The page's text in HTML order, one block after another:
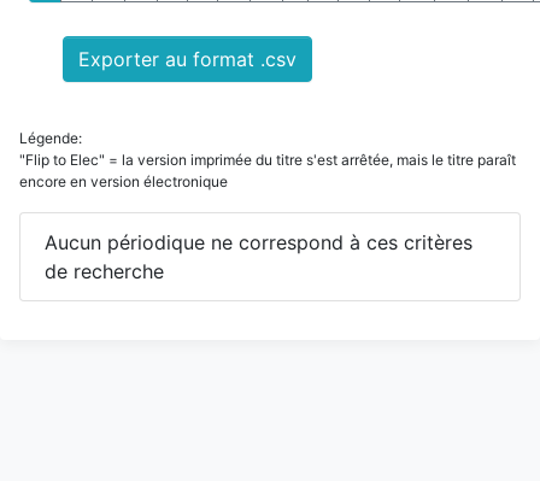
Exporter au format .csv
Légende:
"Flip to Elec" = la version imprimée du titre s'est arrêtée, mais le titre paraît
encore en version électronique
Aucun périodique ne correspond à ces critères
de recherche